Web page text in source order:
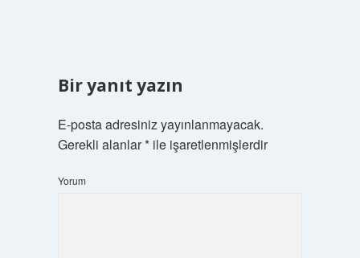
Bir yanıt yazın
E-posta adresiniz yayınlanmayacak.
Gerekli alanlar*ile işaretlenmişlerdir
Yorum